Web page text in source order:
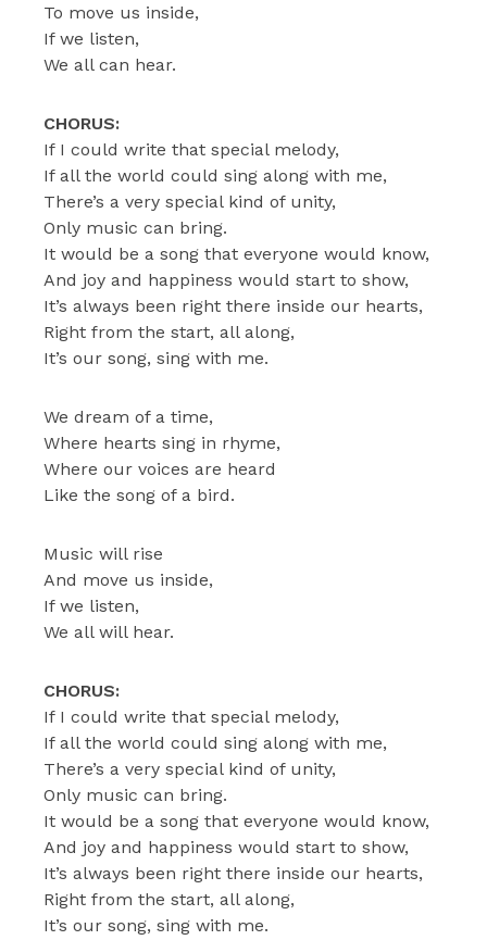
To move us inside,
If we listen,
We all can hear.
CHORUS:
If I could write that special melody,
If all the world could sing along with me,
There’s a very special kind of unity,
Only music can bring.
It would be a song that everyone would know,
And joy and happiness would start to show,
It’s always been right there inside our hearts,
Right from the start, all along,
It’s our song, sing with me.
We dream of a time,
Where hearts sing in rhyme,
Where our voices are heard
Like the song of a bird.
Music will rise
And move us inside,
If we listen,
We all will hear.
CHORUS:
If I could write that special melody,
If all the world could sing along with me,
There’s a very special kind of unity,
Only music can bring.
It would be a song that everyone would know,
And joy and happiness would start to show,
It’s always been right there inside our hearts,
Right from the start, all along,
It’s our song, sing with me.